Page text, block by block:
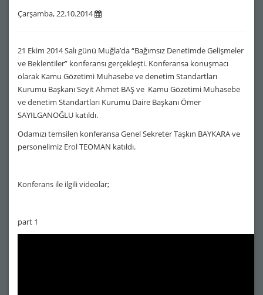
Çarşamba, 22.10.2014
21 Ekim 2014 Salı günü Muğla’da “Bağımsız Denetimde Gelişmeler
ve Beklentiler” konferansı gerçekleşti. Konferansa konuşmacı
olarak Kamu Gözetimi Muhasebe ve denetim Standartları
Kurumu Başkanı Seyit Ahmet BAŞ ve Kamu Gözetimi Muhasebe
ve denetim Standartları Kurumu Daire Başkanı Ömer
SAYILGANOĞLU katıldı.
Odamızı temsilen konferansa Genel Sekreter Taşkın BAYKARA ve
personelimiz Erol TEOMAN katıldı.
Konferans ile ilgili videolar;
part 1